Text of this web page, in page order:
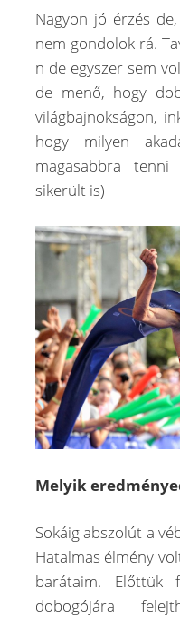
Nagyon jó érzés
nem gondolok rá.
n de egyszer sem
de menő, hogy
világbajnokságon,
hogy milyen
magasabbra
sikerült is)
Melyik
Sokáig abszolút a
Hatalmas élmény
barátaim. Előttük
dobogójára